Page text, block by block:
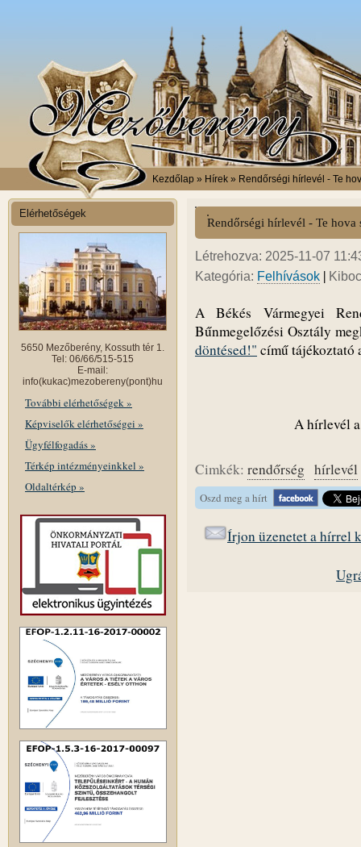
Kezdőlap » Hírek » Rendőrségi hírlevél - Te
Elérhetőségek
5650 Mezőberény, Kossuth tér 1.
Tel: 06/66/515-515
E-mail:
info(kukac)mezobereny(pont)hu
További elérhetőségek »
Képviselők elérhetőségei »
Ügyfélfogadás »
Térkép intézményeinkkel »
Oldaltérkép »
Rendőrségi hírlevél - Te hova
Létrehozva: 2025-11-07
Kategória: Felhívások |
A Békés Vármegyei
Bűnmegelőzési Osztály
döntésed!" című tájékoztató
A hírlevél
Cimkék: rendőrség hírlevél
Oszd meg a hírt
Írjon üzenetet a hírrel